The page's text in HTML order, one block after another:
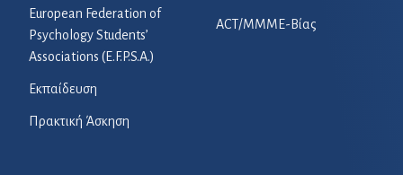
European Federation of
Psychology Students’
Associations (E.F.P.S.A.)
Εκπαίδευση
Πρακτική Άσκηση
ACT/ΜΜΜΕ-Βίας